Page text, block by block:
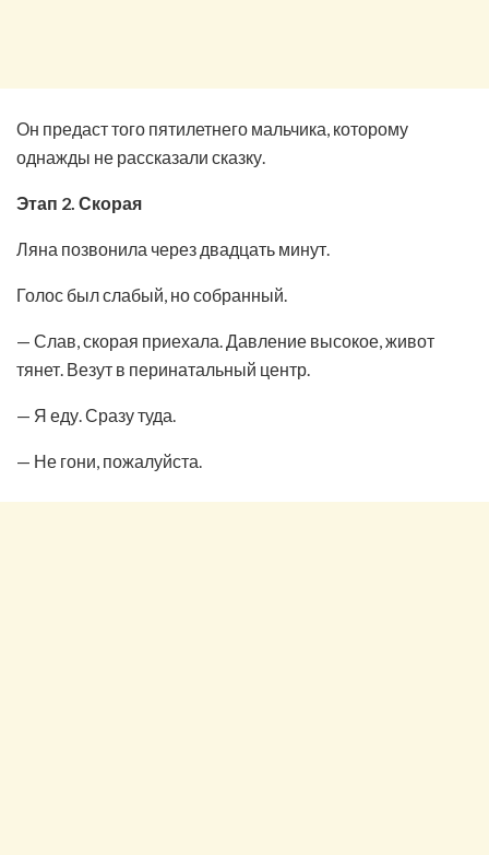
Он предаст того пятилетнего мальчика, которому
однажды не рассказали сказку.
Этап 2. Скорая
Ляна позвонила через двадцать минут.
Голос был слабый, но собранный.
— Слав, скорая приехала. Давление высокое, живот
тянет. Везут в перинатальный центр.
— Я еду. Сразу туда.
— Не гони, пожалуйста.